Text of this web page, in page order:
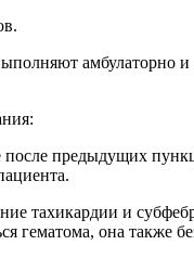
после предыдущих
тахикардии и
она также